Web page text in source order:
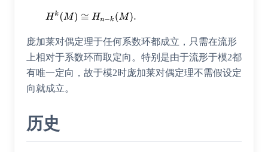
庞加莱对偶定理于任何系数环都成立，只需在流形
上相对于系数环而取定向。特别是由于流形于模2都
有唯一定向，故于模2时庞加莱对偶定理不需假设定
向就成立。
历史